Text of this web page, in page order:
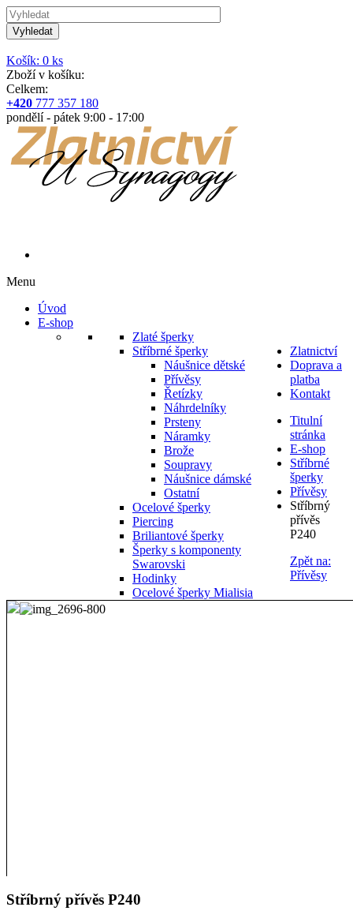
Vyhledat
Košík: 0 ks
Zboží v košíku:
Celkem:
+420 777 357 180
pondělí - pátek 9:00 - 17:00
Menu
Úvod
E-shop
Zlaté šperky
Stříbrné šperky
Náušnice dětské
Přívěsy
Řetízky
Náhrdelníky
Prsteny
Náramky
Brože
Soupravy
Náušnice dámské
Ostatní
Ocelové šperky
Piercing
Briliantové šperky
Šperky s komponenty
Swarovski
Hodinky
Ocelové šperky Mialisia
Zlatnictví
Doprava a
platba
Kontakt
Titulní
stránka
E-shop
Stříbrné
šperky
Přívěsy
Stříbrný
přívěs
P240
Zpět na:
Přívěsy
Stříbrný přívěs P240